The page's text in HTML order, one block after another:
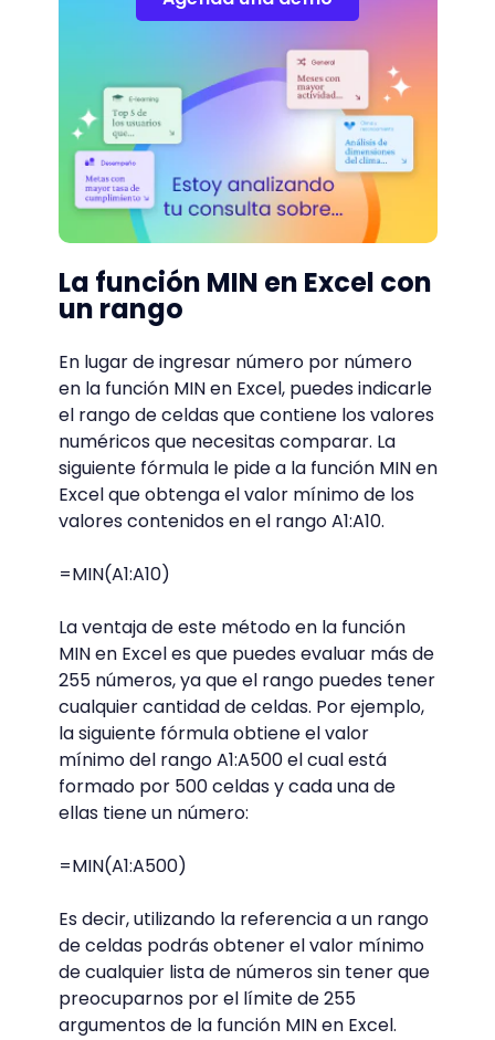
La función MIN en Excel con
un rango
En lugar de ingresar número por número
en la función MIN en Excel, puedes indicarle
el rango de celdas que contiene los valores
numéricos que necesitas comparar. La
siguiente fórmula le pide a la función MIN en
Excel que obtenga el valor mínimo de los
valores contenidos en el rango A1:A10.
=MIN(A1:A10)
La ventaja de este método en la función
MIN en Excel es que puedes evaluar más de
255 números, ya que el rango puedes tener
cualquier cantidad de celdas. Por ejemplo,
la siguiente fórmula obtiene el valor
mínimo del rango A1:A500 el cual está
formado por 500 celdas y cada una de
ellas tiene un número:
=MIN(A1:A500)
Es decir, utilizando la referencia a un rango
de celdas podrás obtener el valor mínimo
de cualquier lista de números sin tener que
preocuparnos por el límite de 255
argumentos de la función MIN en Excel.